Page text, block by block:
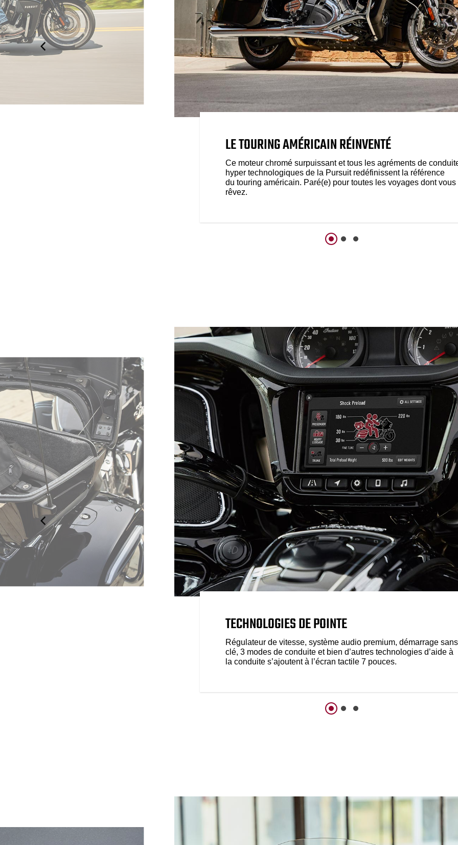
LE TOURING AMÉRICAIN RÉINVENTÉ
Ce moteur chromé surpuissant et tous les agréments de
hyper technologiques de la Pursuit redéfinissent la référence
du touring américain. Paré(e) pour toutes les voyages dont vous
rêvez.
TECHNOLOGIES DE POINTE
Régulateur de vitesse, système audio premium, démarrage sans
clé, 3 modes de conduite et bien d’autres technologies d’aide à
la conduite s’ajoutent à l’écran tactile 7 pouces.